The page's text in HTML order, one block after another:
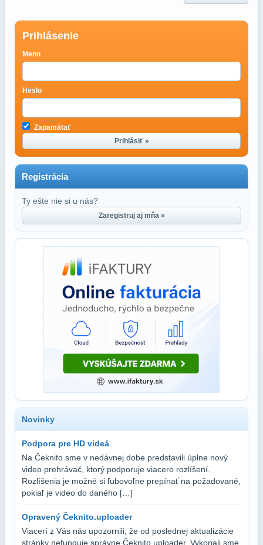
Prihlásenie
Meno
Heslo
Zapamätať
Prihlásiť »
Registrácia
Ty ešte nie si u nás?
Zaregistruj aj mňa »
Novinky
Podpora pre HD videá
Na Čeknito sme v nedávnej dobe predstavili úplne nový
video prehrávač, ktorý podporuje viacero rozlíšení.
Rozlíšenia je možné si ľubovoľne prepínať na požadované,
pokiaľ je video do daného […]
Opravený Čeknito.uploader
Viacerí z Vás nás upozornili, že od poslednej aktualizácie
stránky nefunguje správne Čeknito.uploader. Vykonali sme